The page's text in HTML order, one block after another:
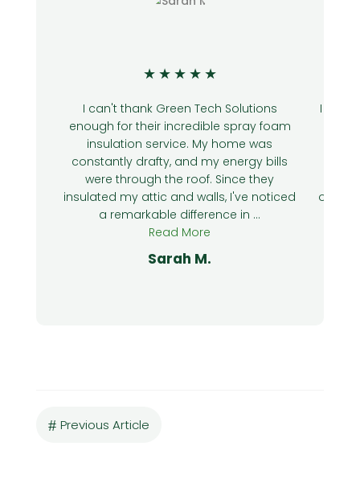
★ ★ ★ ★ ★
I can't thank Green Tech Solutions
enough for their incredible spray foam
insulation service. My home was
constantly drafty, and my energy bills
were through the roof. Since they
insulated my attic and walls, I've noticed
a remarkable difference in ...
Read More
Sarah M.
I was
# Previous Article